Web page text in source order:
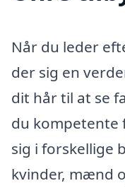
Når du leder
der sig en
dit hår til at se
du kompetente
sig i forskellige
kvinder, mænd